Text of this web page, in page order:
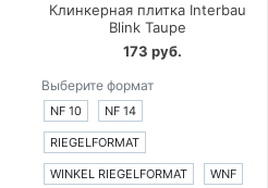
Клинкерная плитка Interbau
Blink Taupe
173 руб.
Выберите формат
NF 10 NF 14
RIEGELFORMAT
WINKEL RIEGELFORMAT WNF